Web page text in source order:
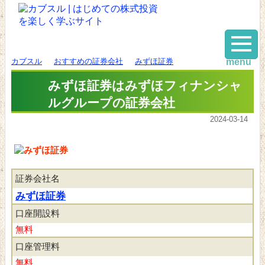
カブスル おすすめの証券会社 みずほ証券
みずほ証券はみずほフィナンシャ
ルグループの証券会社
2024-03-14
証券会社名
みずほ証券
口座開設料
無料
口座管理料
無料
menu